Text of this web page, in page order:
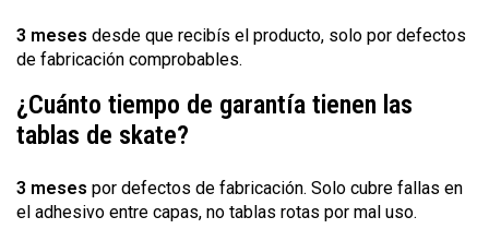
3 meses desde que recibís el producto, solo por defectos
de fabricación comprobables.
¿Cuánto tiempo de garantía tienen las
tablas de skate?
3 meses por defectos de fabricación. Solo cubre fallas en
el adhesivo entre capas, no tablas rotas por mal uso.